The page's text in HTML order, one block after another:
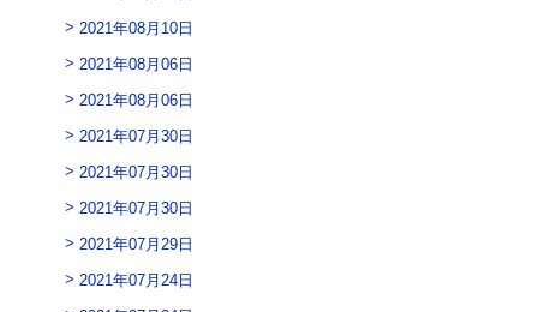
2021年08月10日
2021年08月06日
2021年08月06日
2021年07月30日
2021年07月30日
2021年07月30日
2021年07月29日
2021年07月24日